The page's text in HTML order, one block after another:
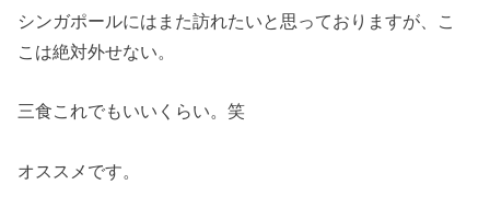
シンガポールにはまた訪れたいと思っておりますが、こ
こは絶対外せない。
三食これでもいいくらい。笑
オススメです。